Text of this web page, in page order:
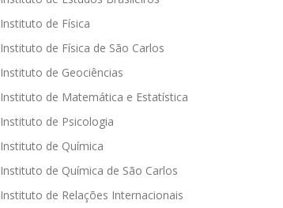
Instituto de Física
Instituto de Física de São Carlos
Instituto de Geociências
Instituto de Matemática e Estatística
Instituto de Psicologia
Instituto de Química
Instituto de Química de São Carlos
Instituto de Relações Internacionais